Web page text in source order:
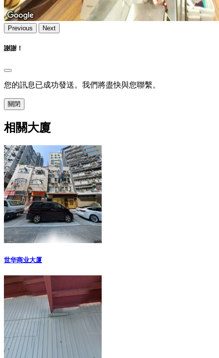
Previous Next
謝謝！
您的訊息已成功發送。我們將盡快與您聯繫。
關閉
相關大廈
世华商业大厦